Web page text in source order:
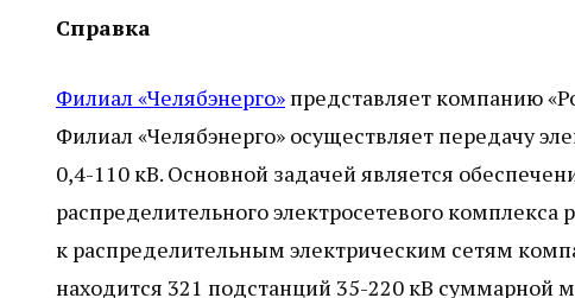
Справка
Филиал «Челябэнерго» представляет компанию
Филиал «Челябэнерго» осуществляет передачу
0,4-110 кВ. Основной задачей является
распределительного электросетевого
к распределительным электрическим сетям
находится 321 подстанций 35-220 кВ